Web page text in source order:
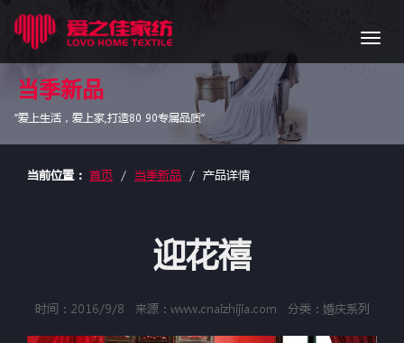
导
航
当季新品
“爱上生活，爱上家,打造80 90专属品质”
当前位置： 首页 当季新品 产品详情
迎花禧
时间：2016/9/8 来源：www.cnaizhijia.com 分类：婚庆系列